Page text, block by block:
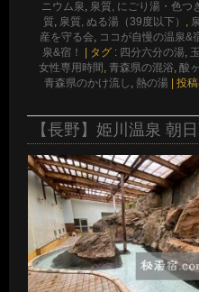
ニウム泉 泉質, にごり湯・色つ
質 泉質, ぬる湯（39度以下）
産を守る会
ココが自慢の温泉&
泉&宿！
| タグ : 四分六分の湯
女性専用時間 青森県の混浴 酸
青森県のかけ流し 熱の湯 | 投
【長野】姫川温泉